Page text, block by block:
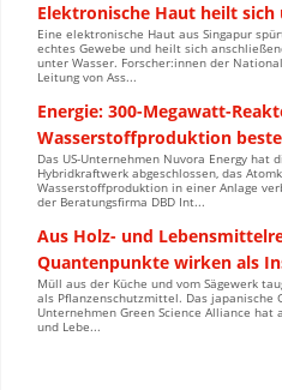
Elektronische Haut heilt
Eine elektronische Haut aus Singapur
echtes Gewebe und heilt sich
unter Wasser. Forscher:innen der
Leitung von Ass...
Energie: 300-Megawatt-
Wasserstoffproduktion
Das US-Unternehmen Nuvora Energy hat
Hybridkraftwerk abgeschlossen, das
Wasserstoffproduktion in einer Anlage
der Beratungsfirma DBD Int...
Aus Holz- und
Quantenpunkte wirken als
Müll aus der Küche und vom Sägewerk
als Pflanzenschutzmittel. Das japanische
Unternehmen Green Science Alliance hat
und Lebe...